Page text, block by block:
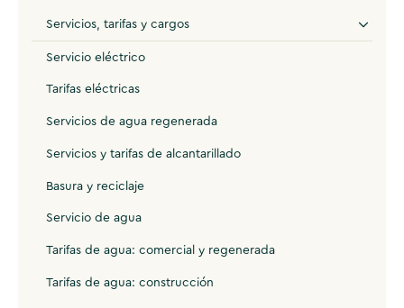
Servicios, tarifas y cargos
Servicio eléctrico
Tarifas eléctricas
Servicios de agua regenerada
Servicios y tarifas de alcantarillado
Basura y reciclaje
Servicio de agua
Tarifas de agua: comercial y regenerada
Tarifas de agua: construcción